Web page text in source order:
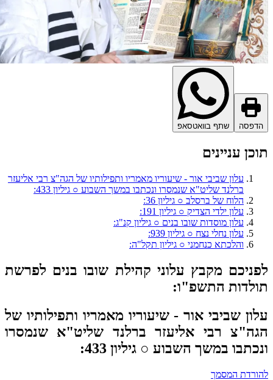
שתף בוואטסאפ
עניינים
עלון שביבי אור - שיעוריו מאמריו ותפילותיו של הגה"צ רבי אליעזר
ברלנד שליט"א שנמסרו ונכתבו במשך השבוע ○ גיליון 433:
הלוח של ברסלב ○ גיליון 36:
עלון ילדי הצדיק ○ גיליון 191:
עלון מוסדות שובו בנים ○ גיליון קנ"ג:
עלון נחלי נצח ○ גיליון 939:
והלכתא כנחמני ○ גיליון תקל"ה:
מקבץ עלוני קהילת שובו בנים לפרשת
התשפ"ו:
שביבי אור -שיעוריו מאמריו ותפילותיו של
רבי אליעזר ברלנד שליט"א שנמסרו
במשך השבוע ○ גיליון 433:
המסמך